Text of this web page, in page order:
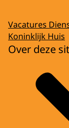
Vacatures
Koninklijk Huis
Over deze